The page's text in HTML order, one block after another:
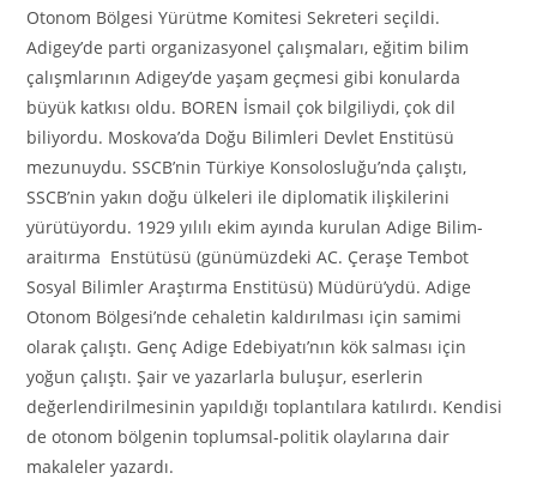
Otonom Bölgesi Yürütme Komitesi Sekreteri seçildi.
Adigey’de parti organizasyonel çalışmaları, eğitim bilim
çalışmlarının Adigey’de yaşam geçmesi gibi konularda
büyük katkısı oldu. BOREN İsmail çok bilgiliydi, çok dil
biliyordu. Moskova’da Doğu Bilimleri Devlet Enstitüsü
mezunuydu. SSCB’nin Türkiye Konsolosluğu’nda çalıştı,
SSCB’nin yakın doğu ülkeleri ile diplomatik ilişkilerini
yürütüyordu. 1929 yılılı ekim ayında kurulan Adige Bilim-
araitırma Enstütüsü (günümüzdeki AC. Çeraşe Tembot
Sosyal Bilimler Araştırma Enstitüsü) Müdürü’ydü. Adige
Otonom Bölgesi’nde cehaletin kaldırılması için samimi
olarak çalıştı. Genç Adige Edebiyatı’nın kök salması için
yoğun çalıştı. Şair ve yazarlarla buluşur, eserlerin
değerlendirilmesinin yapıldığı toplantılara katılırdı. Kendisi
de otonom bölgenin toplumsal-politik olaylarına dair
makaleler yazardı.